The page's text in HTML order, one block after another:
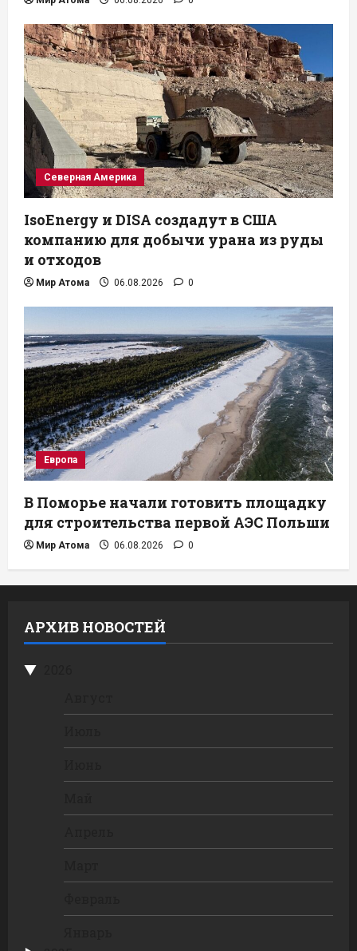
Северная Америка
IsoEnergy и DISA создадут в США
компанию для добычи урана из руды
и отходов
Мир Атома 06.08.2026 0
Европа
В Поморье начали готовить площадку
для строительства первой АЭС Польши
Мир Атома 06.08.2026 0
АРХИВ НОВОСТЕЙ